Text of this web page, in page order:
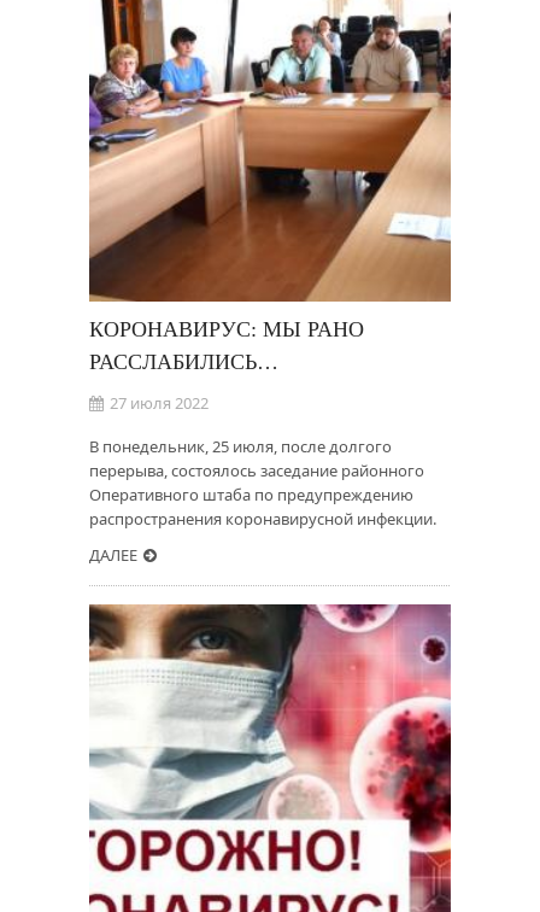
КОРОНАВИРУС: МЫ РАНО
РАССЛАБИЛИСЬ…
27 июля 2022
В понедельник, 25 июля, после долгого
перерыва, состоялось заседание районного
Оперативного штаба по предупреждению
распространения коронавирусной инфекции.
ДАЛЕЕ